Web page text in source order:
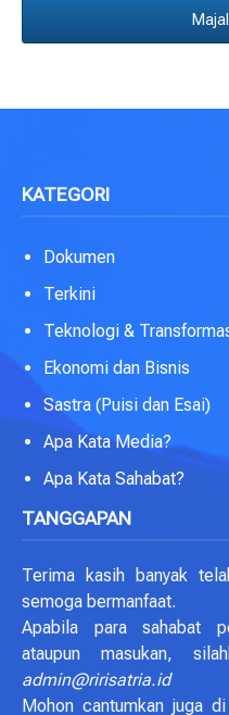
KATEGORI
Dokumen
Terkini
Teknologi &
Ekonomi dan Bisnis
Sastra (Puisi dan Esai)
Apa Kata Media?
Apa Kata Sahabat?
TANGGAPAN
Terima kasih banyak
semoga bermanfaat.
Apabila para sahabat
ataupun masukan,
admin@ririsatria.id
Mohon cantumkan juga